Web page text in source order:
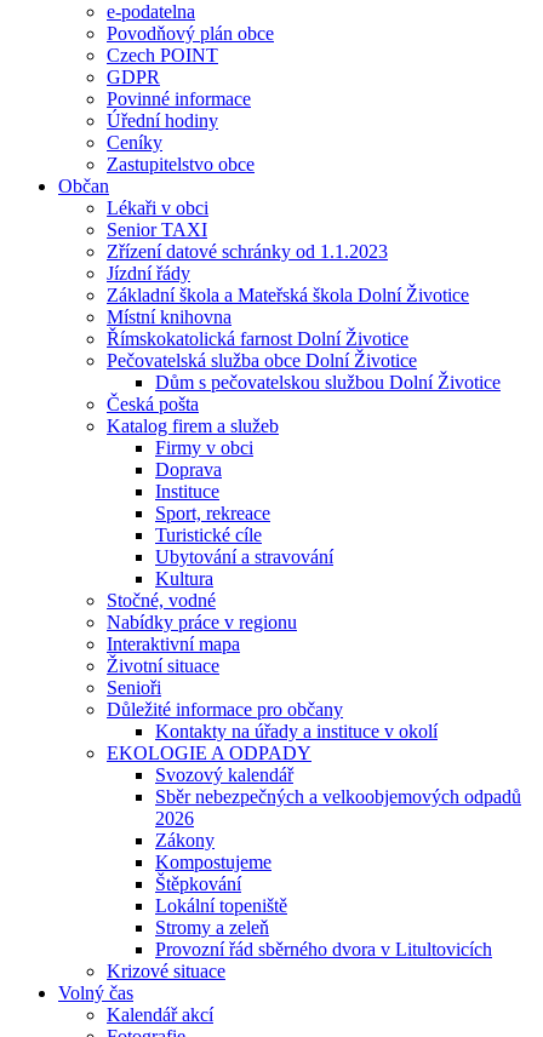
e-podatelna
Povodňový plán obce
Czech POINT
GDPR
Povinné informace
Úřední hodiny
Ceníky
Zastupitelstvo obce
Občan
Lékaři v obci
Senior TAXI
Zřízení datové schránky od 1.1.2023
Jízdní řády
Základní škola a Mateřská škola Dolní Životice
Místní knihovna
Římskokatolická farnost Dolní Životice
Pečovatelská služba obce Dolní Životice
Dům s pečovatelskou službou Dolní Životice
Česká pošta
Katalog firem a služeb
Firmy v obci
Doprava
Instituce
Sport, rekreace
Turistické cíle
Ubytování a stravování
Kultura
Stočné, vodné
Nabídky práce v regionu
Interaktivní mapa
Životní situace
Senioři
Důležité informace pro občany
Kontakty na úřady a instituce v okolí
EKOLOGIE A ODPADY
Svozový kalendář
Sběr nebezpečných a velkoobjemových odpadů
2026
Zákony
Kompostujeme
Štěpkování
Lokální topeniště
Stromy a zeleň
Provozní řád sběrného dvora v Litultovicích
Krizové situace
Volný čas
Kalendář akcí